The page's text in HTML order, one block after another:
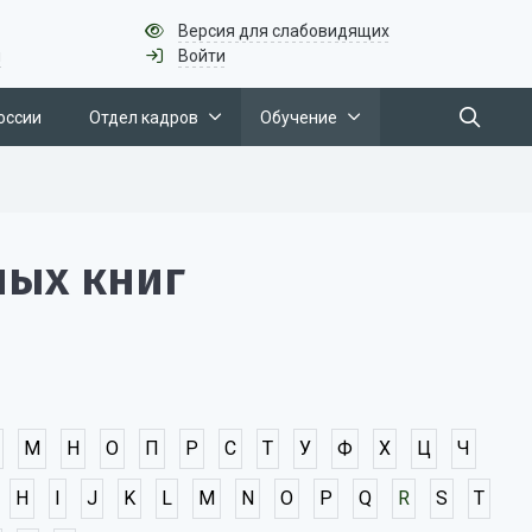
Версия для слабовидящих
Войти
Отдел кадров Обучение
книг
М Н О П Р С Т У Ф Х Ц Ч
H I J K L M N O P Q R S T